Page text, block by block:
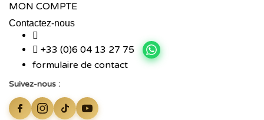
MON COMPTE
Contactez-nous
+33 (0)6 04 13 27 75
formulaire de contact
Suivez-nous :